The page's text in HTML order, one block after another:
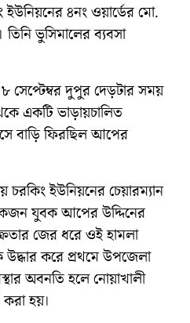
৪নং ওয়ার্ডের মো.
ভুসিমালের ব্যবসা
৮ সেপ্টেম্বর দুপুর দেড়টার সময়
একটি ভাড়ায়চালিত
বাড়ি ফিরছিল আপের
চরকিং ইউনিয়নের চেয়ারম্যান
যুবক আপের উদ্দিনের
জের ধরে ওই হামলা
উদ্ধার করে প্রথমে উপজেলা
অবনতি হলে নোয়াখালী
করা হয়।